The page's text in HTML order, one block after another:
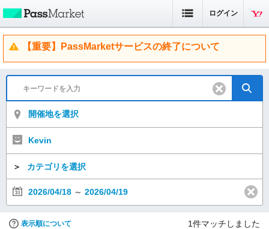
ログイン
【重要】PassMarketサービスの終了について
開催地を選択
Kevin
＞ カテゴリを選択
2026/04/18 ～ 2026/04/19
表示順について 1件マッチしました